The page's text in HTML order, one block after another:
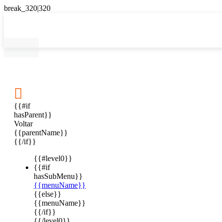

{{#if
hasParent}}
Voltar
{{parentName}}
{{/if}}
{{#level0}}
{{#if
hasSubMenu}}
{{menuName}}
{{else}}
{{menuName}}
{{/if}}